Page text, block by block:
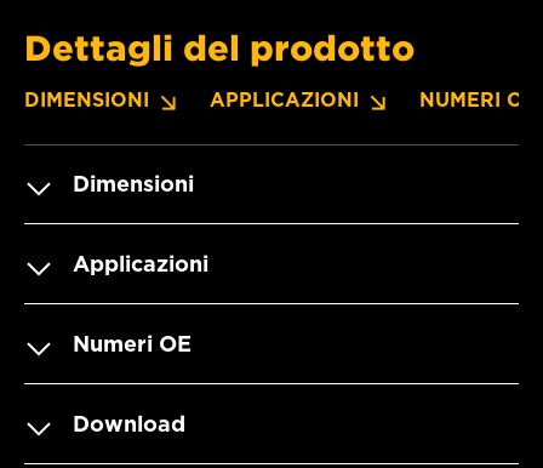
Dettagli del prodotto
DIMENSIONI APPLICAZIONI NUMERI OE
Dimensioni
Applicazioni
Numeri OE
Download